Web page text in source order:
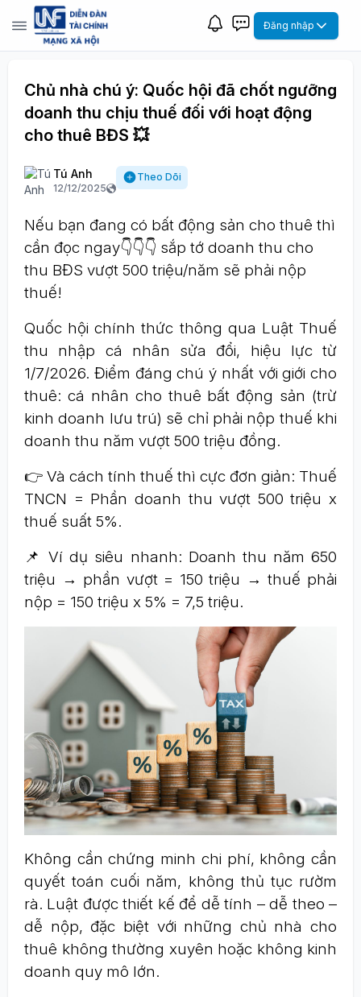
Đăng nhập
Chủ nhà chú ý: Quốc hội đã chốt ngưỡng
doanh thu chịu thuế đối với hoạt động
cho thuê BĐS 💥
Tú Anh
12/12/2025
Theo Dõi
Nếu bạn đang có bất động sản cho thuê thì
cần đọc ngay👇👇👇 sắp tớ doanh thu cho
thu BĐS vượt 500 triệu/năm sẽ phải nộp
thuế!
Quốc hội chính thức thông qua Luật Thuế
thu nhập cá nhân sửa đổi, hiệu lực từ
1/7/2026. Điểm đáng chú ý nhất với giới cho
thuê: cá nhân cho thuê bất động sản (trừ
kinh doanh lưu trú) sẽ chỉ phải nộp thuế khi
doanh thu năm vượt 500 triệu đồng.
👉 Và cách tính thuế thì cực đơn giản: Thuế
TNCN = Phần doanh thu vượt 500 triệu x
thuế suất 5%.
📌 Ví dụ siêu nhanh: Doanh thu năm 650
triệu → phần vượt = 150 triệu → thuế phải
nộp = 150 triệu x 5% = 7,5 triệu.
Không cần chứng minh chi phí, không cần
quyết toán cuối năm, không thủ tục rườm
rà. Luật được thiết kế để dễ tính – dễ theo –
dễ nộp, đặc biệt với những chủ nhà cho
thuê không thường xuyên hoặc không kinh
doanh quy mô lớn.